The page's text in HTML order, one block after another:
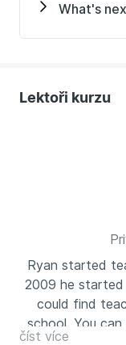
What's
Lektoři kurzu
Ryan started
2009 he started
could find
school. You
číst více